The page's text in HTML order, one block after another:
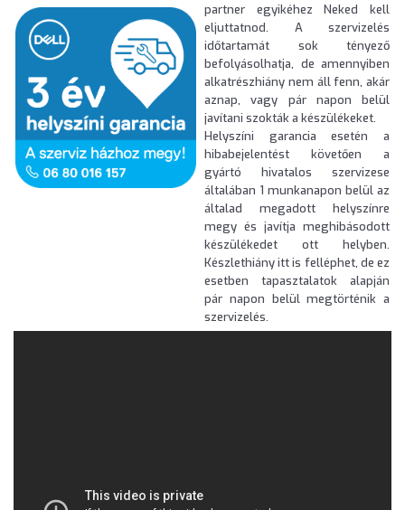
partner egyikéhez Neked kell
eljuttatnod. A szervizelés
időtartamát sok tényező
befolyásolhatja, de amennyiben
alkatrészhiány nem áll fenn, akár
aznap, vagy pár napon belül
javítani szokták a készülékeket.
Helyszíni garancia esetén a
hibabejelentést követően a
gyártó hivatalos szervizese
általában 1 munkanapon belül az
általad megadott helyszínre
megy és javítja meghibásodott
készülékedet ott helyben.
Készlethiány itt is felléphet, de ez
esetben tapasztalatok alapján
pár napon belül megtörténik a
szervizelés.